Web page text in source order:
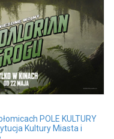
POLE KULTURY
Kultury Miasta i